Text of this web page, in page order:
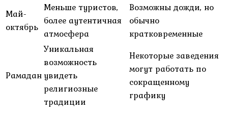
Май-
октябрь
Меньше туристов,
более аутентичная
атмосфера
Возможны дожди, но
обычно
кратковременные
Рамадан
Уникальная
возможность
увидеть
религиозные
традиции
Некоторые заведения
могут работать по
сокращенному
графику